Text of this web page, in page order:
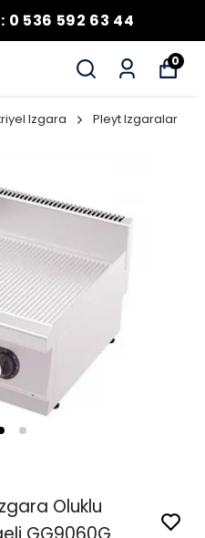
0 536 592 63 44
0
Izgara Pleyt Izgaralar
Oluklu